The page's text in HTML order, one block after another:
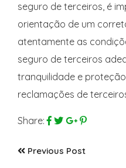
seguro de terceiros, é
orientação de um
atentamente as
seguro de terceiros
tranquilidade e
reclamações de
Share:
Previous Post